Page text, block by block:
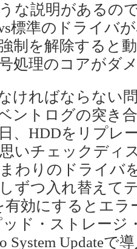
な説明があるの
標準のドライバ
制を解除すると
処理のコアがダ
ければならない
ントログの突き
、HDDをリプレ
いチェックディ
わりのドライバ
ずつ入れ替えて
効にするとエラ
ド・ストレージ
System Update